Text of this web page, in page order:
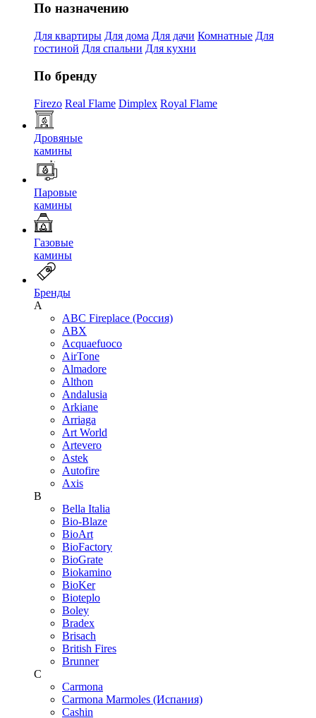
По назначению
Для квартиры Для дома Для дачи Комнатные Для
гостиной Для спальни Для кухни
По бренду
Firezo Real Flame Dimplex Royal Flame
Дровяные
камины
Паровые
камины
Газовые
камины
Бренды
A
ABC Fireplace (Россия)
ABX
Acquaefuoco
AirTone
Almadore
Althon
Andalusia
Arkiane
Arriaga
Art World
Artevero
Astek
Autofire
Axis
B
Bella Italia
Bio-Blaze
BioArt
BioFactory
BioGrate
Biokamino
BioKer
Bioteplo
Boley
Bradex
Brisach
British Fires
Brunner
C
Carmona
Carmona Marmoles (Испания)
Cashin